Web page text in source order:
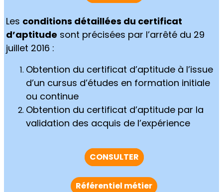
Les conditions détaillées du certificat
d’aptitude sont précisées par l’arrêté du 29
juillet 2016 :
Obtention du certificat d’aptitude à l’issue
d’un cursus d’études en formation initiale
ou continue
Obtention du certificat d’aptitude par la
validation des acquis de l’expérience
CONSULTER
Référentiel métier